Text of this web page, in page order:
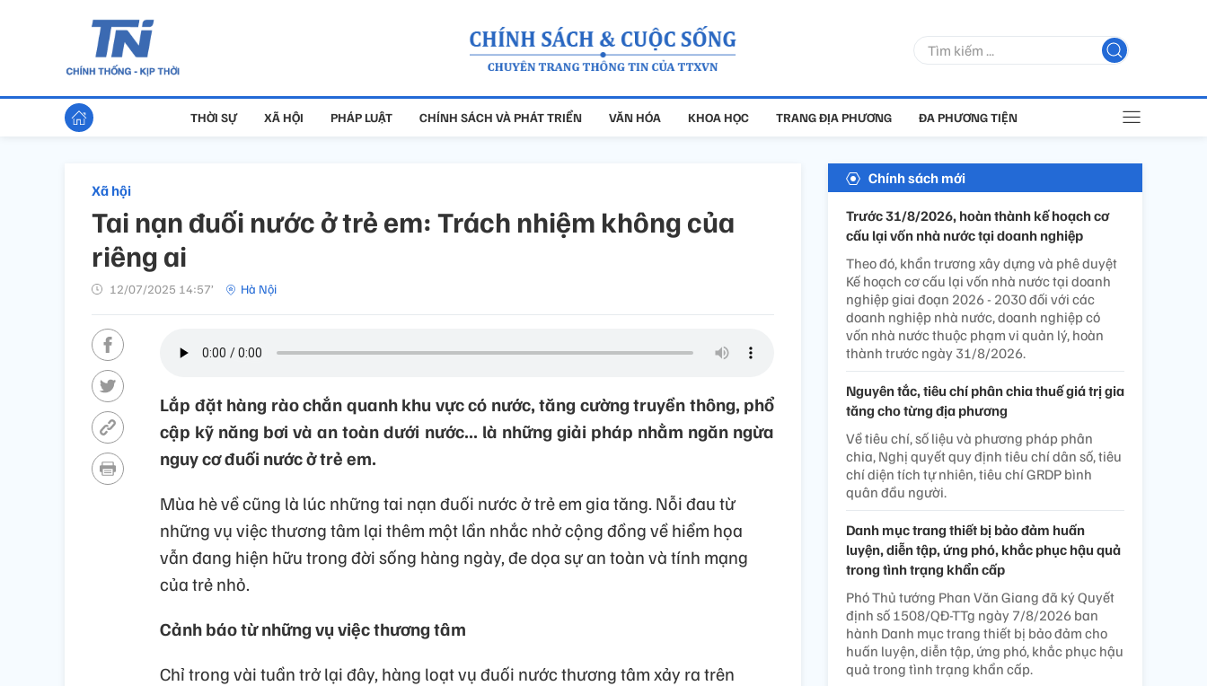
THỜI SỰ XÃ HỘI PHÁP LUẬT CHÍNH SÁCH VÀ PHÁT TRIỂN VĂN HÓA KHOA HỌC TRANG ĐỊA PHƯƠNG ĐA PHƯƠNG TIỆN
Xã hội
Tai nạn đuối nước ở trẻ em: Trách nhiệm không của
riêng ai
12/07/2025 14:57’ Hà Nội
Lắp đặt hàng rào chắn quanh khu vực có nước, tăng cường truyền thông, phổ
cập kỹ năng bơi và an toàn dưới nước... là những giải pháp nhằm ngăn ngừa
nguy cơ đuối nước ở trẻ em.
Mùa hè về cũng là lúc những tai nạn đuối nước ở trẻ em gia tăng. Nỗi đau từ
những vụ việc thương tâm lại thêm một lần nhắc nhở cộng đồng về hiểm họa
vẫn đang hiện hữu trong đời sống hàng ngày, đe dọa sự an toàn và tính mạng
của trẻ nhỏ.
Cảnh báo từ những vụ việc thương tâm
Chỉ trong vài tuần trở lại đây, hàng loạt vụ đuối nước thương tâm xảy ra trên
Chính sách mới
Trước 31/8/2026, hoàn thành kế hoạch cơ
cấu lại vốn nhà nước tại doanh nghiệp
Theo đó, khẩn trương xây dựng và phê duyệt
Kế hoạch cơ cấu lại vốn nhà nước tại doanh
nghiệp giai đoạn 2026 - 2030 đối với các
doanh nghiệp nhà nước, doanh nghiệp có
vốn nhà nước thuộc phạm vi quản lý, hoàn
thành trước ngày 31/8/2026.
Nguyên tắc, tiêu chí phân chia thuế giá trị gia
tăng cho từng địa phương
Về tiêu chí, số liệu và phương pháp phân
chia, Nghị quyết quy định tiêu chí dân số, tiêu
chí diện tích tự nhiên, tiêu chí GRDP bình
quân đầu người.
Danh mục trang thiết bị bảo đảm huấn
luyện, diễn tập, ứng phó, khắc phục hậu quả
trong tình trạng khẩn cấp
Phó Thủ tướng Phan Văn Giang đã ký Quyết
định số 1508/QĐ-TTg ngày 7/8/2026 ban
hành Danh mục trang thiết bị bảo đảm cho
huấn luyện, diễn tập, ứng phó, khắc phục hậu
quả trong tình trạng khẩn cấp.